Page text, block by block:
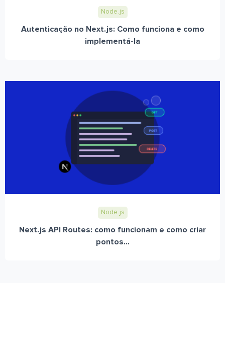
Node.js
Autenticação no Next.js: Como funciona e como
implementá-la
Node.js
Next.js API Routes: como funcionam e como criar
pontos...